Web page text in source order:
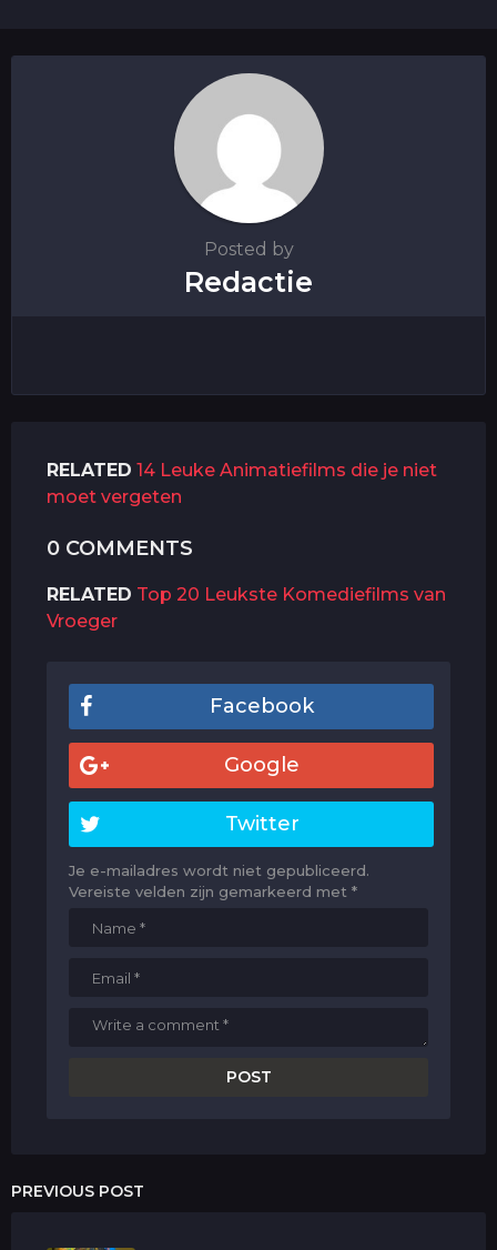
Posted by
Redactie
RELATED 14 Leuke Animatiefilms die je niet
moet vergeten
0 COMMENTS
RELATED Top 20 Leukste Komediefilms van
Vroeger
Facebook
Google
Twitter
Je e-mailadres wordt niet gepubliceerd.
Vereiste velden zijn gemarkeerd met *
PREVIOUS POST